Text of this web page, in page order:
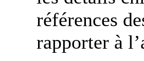
références
rapporter à